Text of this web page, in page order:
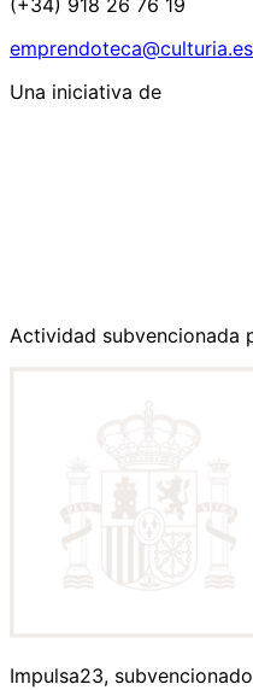
(+34) 918 26 76 19
emprendoteca@culturia.es
Una iniciativa de
Actividad subvencionada
Impulsa23,